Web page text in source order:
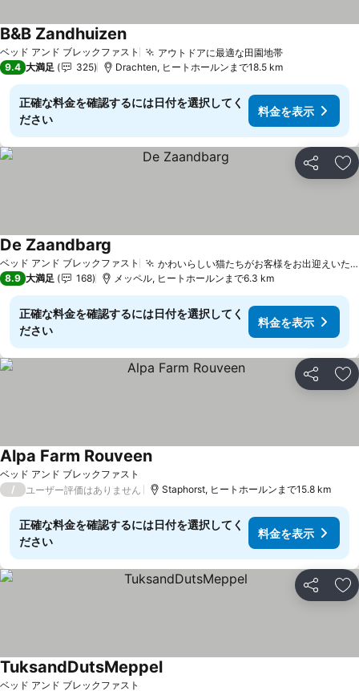
ベッド アンド ブレックファスト アウトドアに最適な田園地帯料金を表示
B&B Zandhuizen料金を表示
9.4 大満足 325 Drachten, ヒートホールンまで18.5 km
正確な料金を確認するには日付を選択してく
ださい
料金を表示
シェア お
ベッド アンド ブレックファスト かわいらしい猫たちがお客様をお出迎えいたします
De Zaandbarg
8.9 大満足 168 メッペル, ヒートホールンまで6.3 km
正確な料金を確認するには日付を選択してく
ださい
料金を表示
シェア お
ベッド アンド ブレックファスト
Alpa Farm Rouveen料金を表示
/ ユーザー評価はありません Staphorst, ヒートホールンまで15.8 km
正確な料金を確認するには日付を選択してく
ださい
料金を表示
シェア お
ベッド アンド ブレックファスト
TuksandDutsMeppel料金を表示